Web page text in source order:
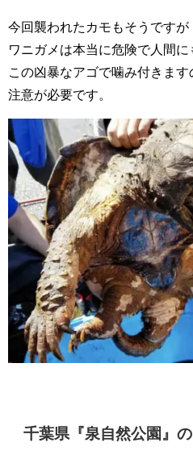
今回襲われたカモもそうですが
ワニガメは本当に危険で人間に
この凶暴なアゴで噛み付きます
注意が必要です。
千葉県『泉自然公園』